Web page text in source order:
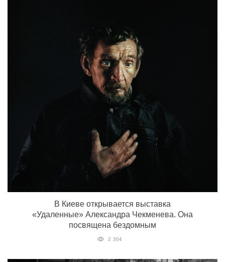
В Киеве открывается выставка
«Удаленные» Александра Чекменева. Она
посвящена бездомным
2 304